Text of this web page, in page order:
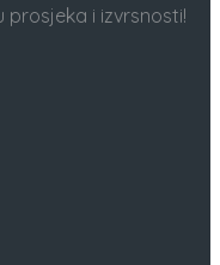
prosjeka i izvrsnosti!